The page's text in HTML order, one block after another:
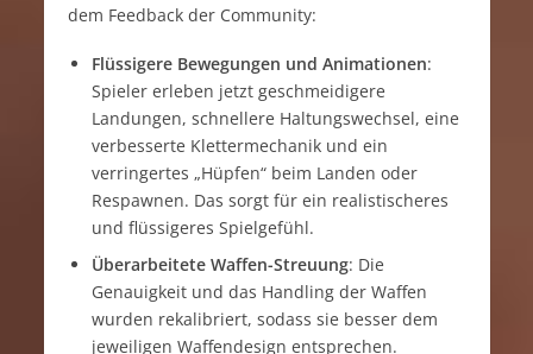
dem Feedback der Community:
Flüssigere Bewegungen und Animationen:
Spieler erleben jetzt geschmeidigere
Landungen, schnellere Haltungswechsel, eine
verbesserte Klettermechanik und ein
verringertes „Hüpfen“ beim Landen oder
Respawnen. Das sorgt für ein realistischeres
und flüssigeres Spielgefühl.
Überarbeitete Waffen-Streuung: Die
Genauigkeit und das Handling der Waffen
wurden rekalibriert, sodass sie besser dem
jeweiligen Waffendesign entsprechen.